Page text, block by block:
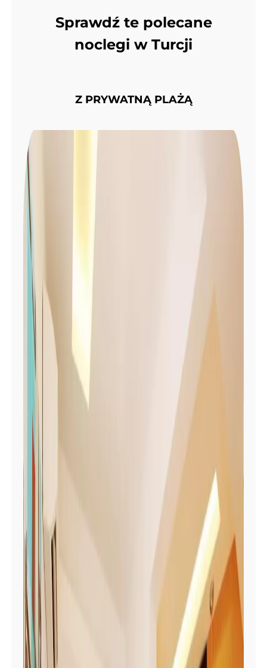
Sprawdź te polecane
noclegi w Turcji
Z PRYWATNĄ PLAŻĄ